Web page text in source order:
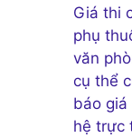
Giá thi
phụ
văn
cụ thể
báo giá
hệ trực